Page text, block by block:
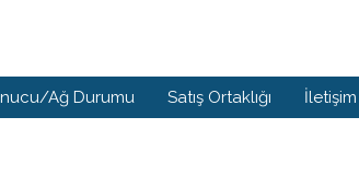
Ağ Durumu Satış Ortaklığı İletişim